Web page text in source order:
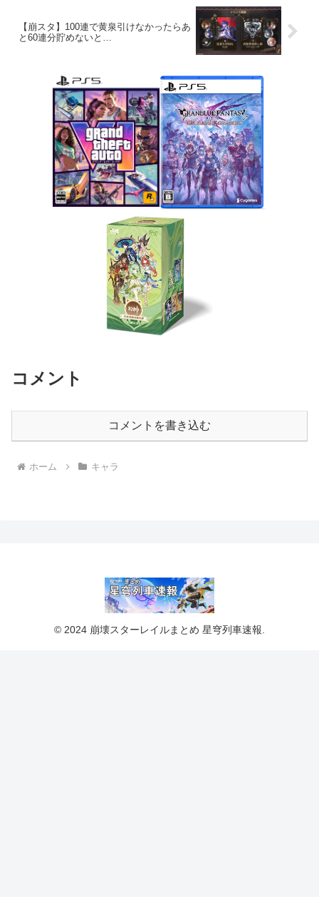
【崩スタ】100連で黄泉引けなかったらあ
と60連分貯めないと…
コメント
コメントを書き込む
ホーム キャラ
© 2024 崩壊スターレイルまとめ 星穹列車速報.